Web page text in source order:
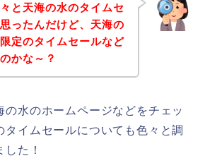
と天海の水のタイムセ
ったんだけど、天海の
定のタイムセールなど
かな～？
の水のホームページなどをチェッ
タイムセールについても色々と調
た！